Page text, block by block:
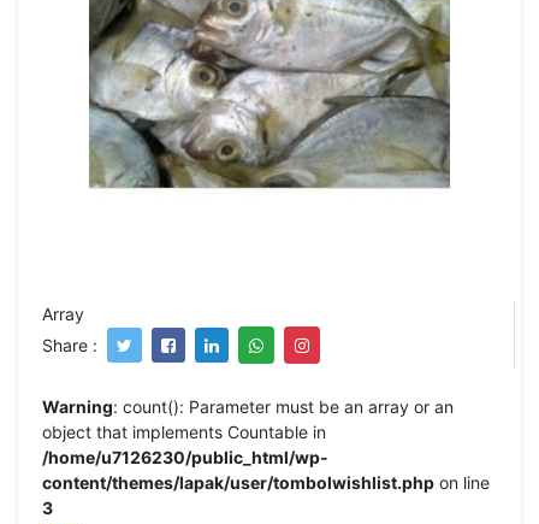
Array
Share :
Warning: count(): Parameter must be an array or an
object that implements Countable in
/home/u7126230/public_html/wp-
content/themes/lapak/user/tombolwishlist.php on line
3